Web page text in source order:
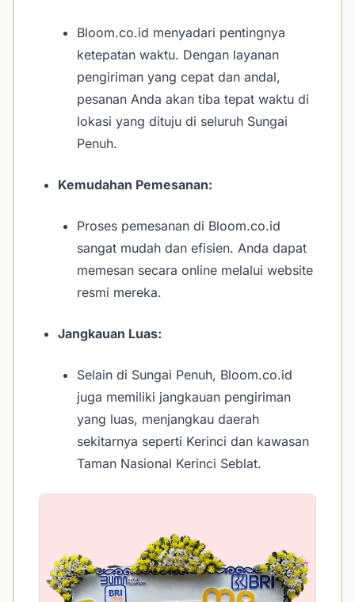
Bloom.co.id menyadari pentingnya
ketepatan waktu. Dengan layanan
pengiriman yang cepat dan andal,
pesanan Anda akan tiba tepat waktu di
lokasi yang dituju di seluruh Sungai
Penuh.
Kemudahan Pemesanan:
Proses pemesanan di Bloom.co.id
sangat mudah dan efisien. Anda dapat
memesan secara online melalui website
resmi mereka.
Jangkauan Luas:
Selain di Sungai Penuh, Bloom.co.id
juga memiliki jangkauan pengiriman
yang luas, menjangkau daerah
sekitarnya seperti Kerinci dan kawasan
Taman Nasional Kerinci Seblat.